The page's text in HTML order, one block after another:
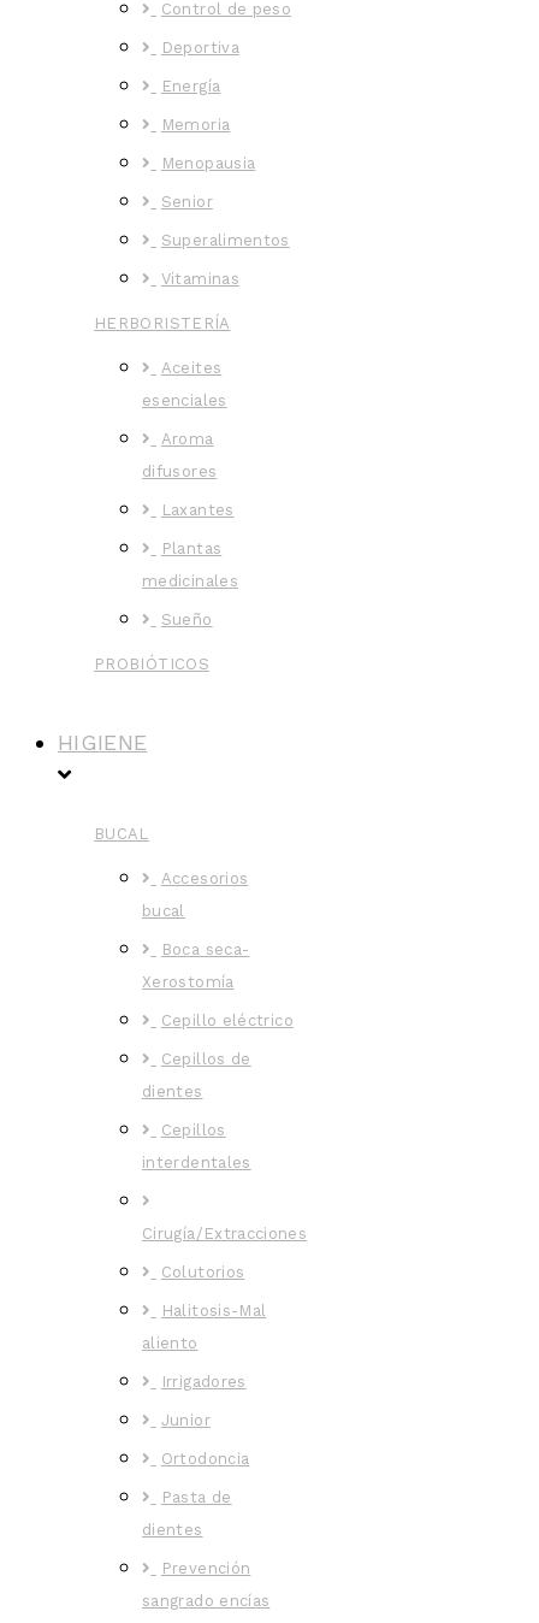
Control de peso
Deportiva
Energía
Memoria
Menopausia
Senior
Superalimentos
Vitaminas
HERBORISTERÍA
Aceites
esenciales
Aroma
difusores
Laxantes
Plantas
medicinales
Sueño
PROBIÓTICOS
HIGIENE
BUCAL
Accesorios
bucal
Boca seca-
Xerostomía
Cepillo eléctrico
Cepillos de
dientes
Cepillos
interdentales
Cirugía/Extracciones
Colutorios
Halitosis-Mal
aliento
Irrigadores
Junior
Ortodoncia
Pasta de
dientes
Prevención
sangrado encías